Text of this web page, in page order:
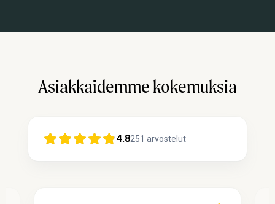
Asiakkaidemme kokemuksia
4.8251 arvostelut